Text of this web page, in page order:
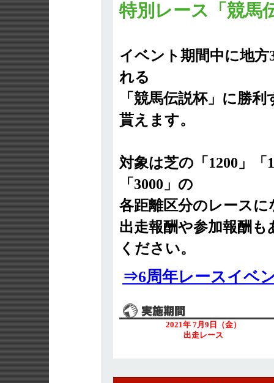
特別レース「競馬
イベント期間中に地方
れる
「競馬伝説杯」に勝
貰えます。
対象は芝の「1200」「
「3000」の
各距離区分のレースに
出走報酬や参加報酬
ください。
⇒6周年レースイベ
2021年 7月9日（金）
出走レース